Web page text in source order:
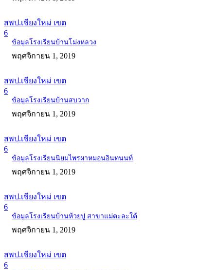
สพป.เชียงใหม่ เขต
6
ข้อมูลโรงเรียนบ้านโม่งหลวง
พฤศจิกายน 1, 2019
สพป.เชียงใหม่ เขต
6
ข้อมูลโรงเรียนบ้านสบวาก
พฤศจิกายน 1, 2019
สพป.เชียงใหม่ เขต
6
ข้อมูลโรงเรียนนิยมไพรผาหมอนอินทนนท์
พฤศจิกายน 1, 2019
สพป.เชียงใหม่ เขต
6
ข้อมูลโรงเรียนบ้านห้วยปู สาขาแม่ตะละใต้
พฤศจิกายน 1, 2019
สพป.เชียงใหม่ เขต
6